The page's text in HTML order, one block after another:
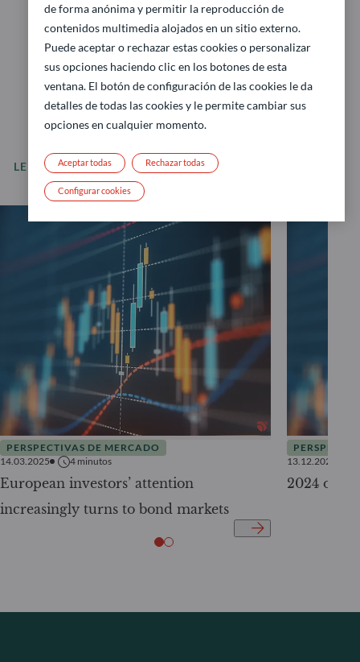
LEER MÁS Todas nuestras noticias
PERSPECTIVAS DE MERCADO
14.03.2025
4 minutos
European investors’ attention
increasingly turns to bond markets
13.12.2023
2024
de forma anónima y permitir la reproducción de
contenidos multimedia alojados en un sitio externo.
Puede aceptar o rechazar estas cookies o personalizar
sus opciones haciendo clic en los botones de esta
ventana. El botón de configuración de las cookies le da
detalles de todas las cookies y le permite cambiar sus
opciones en cualquier momento.
Rechazar todas
Aceptar todas
Configurar cookies